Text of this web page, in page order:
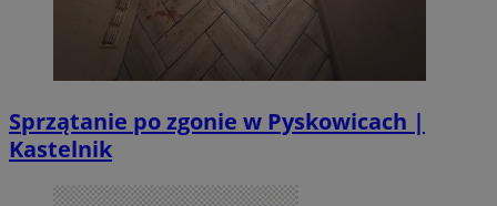
Sprzątanie po zgonie w Pyskowicach |
Kastelnik